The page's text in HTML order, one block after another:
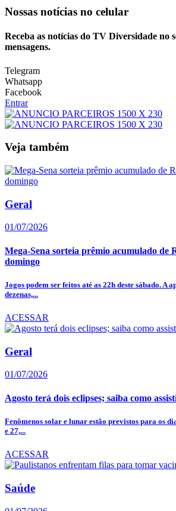
Nossas notícias no celular
Receba as notícias do TV Diversidade no
mensagens.
Telegram
Whatsapp
Facebook
Entrar
Veja também
Geral
01/07/2026
Mega-Sena sorteia prêmio acumulado de
domingo
Jogos podem ser feitos até as 22h deste sábado. A
dezenas,...
ACESSAR
Geral
01/07/2026
Agosto terá dois eclipses; saiba como
Fenômenos solar e lunar estão previstos para os
e 27,...
ACESSAR
Saúde